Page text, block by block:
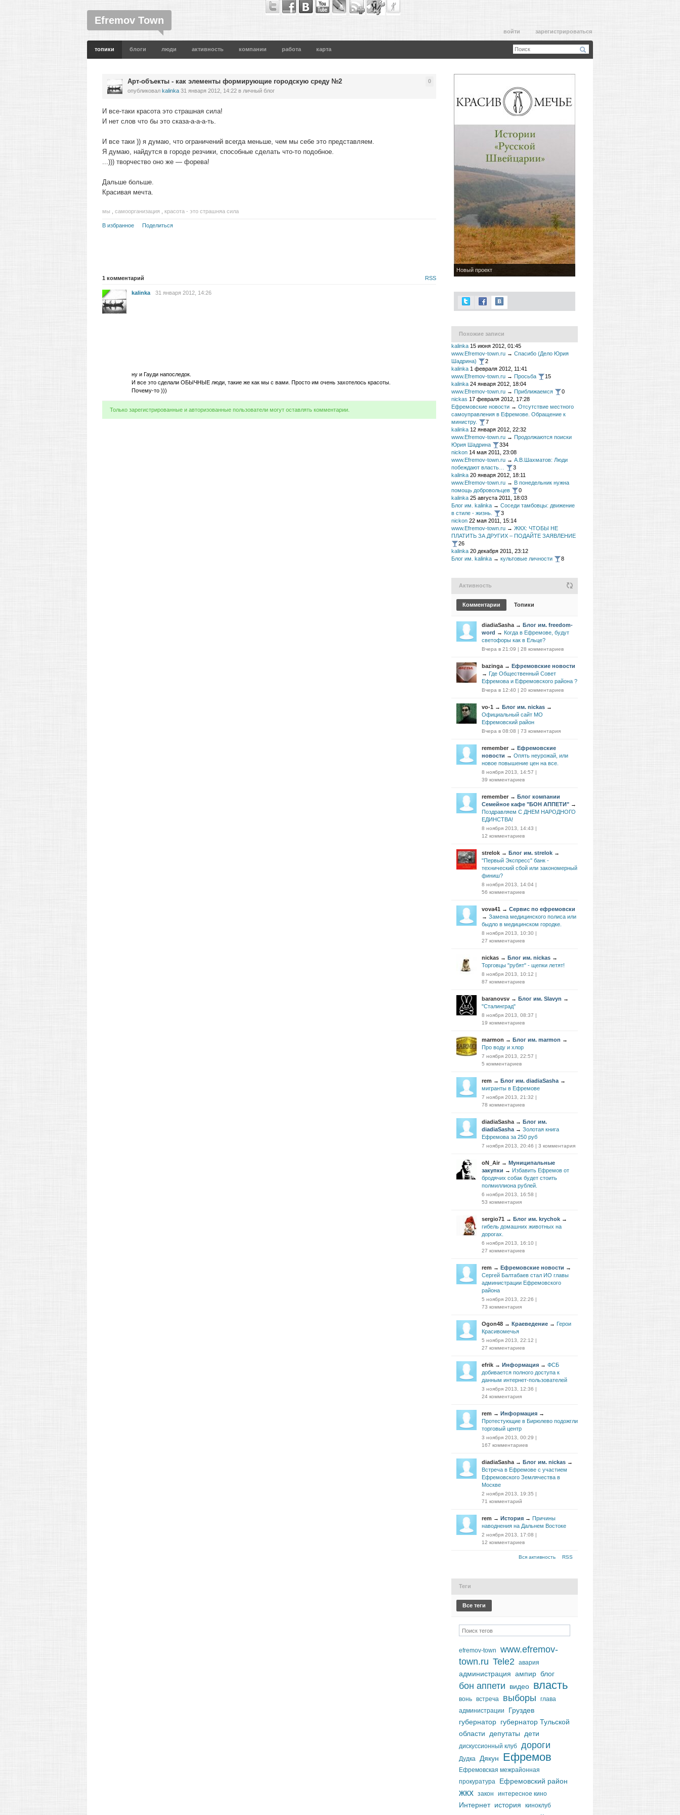
Efremov Town
войти зарегистрироваться
топики блоги люди активность компании работа карта
Арт-объекты - как элементы формирующие городскую среду №2
опубликовал kalinka 31 января 2012, 14:22 в личный блог
0
И все-таки красота это страшная сила!
И нет слов что бы это сказа-а-а-а-ть.
И все таки )) я думаю, что ограничений всегда меньше, чем мы себе это представляем.
Я думаю, найдутся в городе резчики, способные сделать что-то подобное.
...))) творчество оно же — форева!
Дальше больше.
Красивая мечта.
мы самоорганизация красота - это страшняа сила
В избранное Поделиться
1 комментарий RSS
kalinka 31 января 2012, 14:26
ну и Гауди напоследок.
И все это сделали ОБЫЧНЫЕ люди, такие же как мы с вами. Просто им очень захотелось красоты.
Почему-то )))
Только зарегистрированные и авторизованные пользователи могут оставлять комментарии.
Новый проект
Похожие записи
kalinka 15 июня 2012, 01:45
www.Efremov-town.ru → Спасибо (Дело Юрия
Шадрина)
2
kalinka 1 февраля 2012, 11:41
www.Efremov-town.ru → Просьба
15
kalinka 24 января 2012, 18:04
www.Efremov-town.ru → Приближаемся
0
nickas 17 февраля 2012, 17:28
Ефремовские новости → Отсутствие местного
самоуправления в Ефремове. Обращение к
министру.
7
kalinka 12 января 2012, 22:32
www.Efremov-town.ru → Продолжаются поиски
Юрия Шадрина
334
nickon 14 мая 2011, 23:08
www.Efremov-town.ru → А.В.Шахматов: Люди
побеждают власть…
3
kalinka 20 января 2012, 18:11
www.Efremov-town.ru → В понедельник нужна
помощь добровольцев
0
kalinka 25 августа 2011, 18:03
Блог им. kalinka → Соседи тамбовцы: движение
в стиле - жизнь.
3
nickon 22 мая 2011, 15:14
www.Efremov-town.ru → ЖКХ: ЧТОБЫ НЕ
ПЛАТИТЬ ЗА ДРУГИХ – ПОДАЙТЕ ЗАЯВЛЕНИЕ
26
kalinka 20 декабря 2011, 23:12
Блог им. kalinka → культовые личности 8
Активность
Комментарии Топики
diadiaSasha → Блог им. freedom-
word → Когда в Ефремове, будут
светофоры как в Ельце?
Вчера в 21:09 | 28 комментариев
bazinga → Ефремовские новости
→ Где Общественный Совет
Ефремова и Ефремовского района ?
Вчера в 12:40 | 20 комментариев
vo-1 → Блог им. nickas →
Официальный сайт МО
Ефремовский район
Вчера в 08:08 | 73 комментария
remember → Ефремовские
новости → Опять неурожай, или
новое повышение цен на все.
8 ноября 2013, 14:57 |
39 комментариев
remember → Блог компании
Семейное кафе "БОН АППЕТИ" →
Поздравляем С ДНЕМ НАРОДНОГО
ЕДИНСТВА!
8 ноября 2013, 14:43 |
12 комментариев
strelok → Блог им. strelok →
"Первый Экспресс" банк -
технический сбой или закономерный
финиш?
8 ноября 2013, 14:04 |
56 комментариев
vova41 → Сервис по ефремовски
→ Замена медицинского полиса или
быдло в медицинском городке.
8 ноября 2013, 10:30 |
27 комментариев
nickas → Блог им. nickas →
Торговцы "рубят" - щепки летят!
8 ноября 2013, 10:12 |
87 комментариев
baranovsv → Блог им. Slavyn →
"Сталинград"
8 ноября 2013, 08:37 |
19 комментариев
marmon → Блог им. marmon →
Про воду и хлор
7 ноября 2013, 22:57 |
5 комментариев
rem → Блог им. diadiaSasha →
мигранты в Ефремове
7 ноября 2013, 21:32 |
78 комментариев
diadiaSasha → Блог им.
diadiaSasha → Золотая книга
Ефремова за 250 руб
7 ноября 2013, 20:46 | 3 комментария
oN_Air → Муниципальные
закупки → Избавить Ефремов от
бродячих собак будет стоить
полмиллиона рублей.
6 ноября 2013, 16:58 |
53 комментария
sergio71 → Блог им. krychok →
гибель домашних животных на
дорогах.
6 ноября 2013, 16:10 |
27 комментариев
rem → Ефремовские новости →
Сергей Балтабаев стал ИО главы
администрации Ефремовского
района
5 ноября 2013, 22:26 |
73 комментария
Ogon48 → Краеведение → Герои
Красивомечья
5 ноября 2013, 22:12 |
27 комментариев
efrik → Информация → ФСБ
добивается полного доступа к
данным интернет-пользователей
3 ноября 2013, 12:36 |
24 комментария
rem → Информация →
Протестующие в Бирюлево подожгли
торговый центр
3 ноября 2013, 00:29 |
167 комментариев
diadiaSasha → Блог им. nickas →
Встреча в Ефремове с участием
Ефремовского Землячества в
Москве
2 ноября 2013, 19:35 |
71 комментарий
rem → История → Причины
наводнения на Дальнем Востоке
2 ноября 2013, 17:08 |
12 комментариев
Вся активность RSS
Теги
Все теги
efremov-town
www.efremov-
town.ru Tele2 авария
администрация ампир блог
бон аппети видео власть
вонь встреча выборы
глава
администрации
Груздев
губернатор губернатор Тульской
области
депутаты дети
дискуссионный клуб дороги
Дудка Дякун Ефремов
Ефремовская межрайонная
прокуратура
Ефремовский район
жкх закон интересное кино
Интернет история
киноклуб